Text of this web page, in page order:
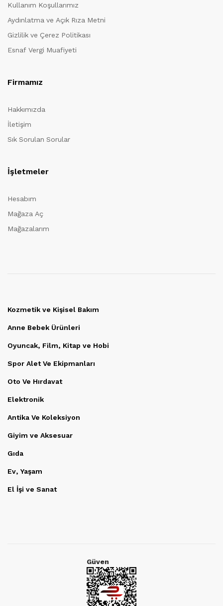
Kullanım Koşullarımız
Aydınlatma ve Açık Rıza Metni
Gizlilik ve Çerez Politikası
Esnaf Vergi Muafiyeti
Firmamız
Hakkımızda
İletişim
Sık Sorulan Sorular
İşletmeler
Hesabım
Mağaza Aç
Mağazalarım
Kozmetik ve Kişisel Bakım
Anne Bebek Ürünleri
Oyuncak, Film, Kitap ve Hobi
Spor Alet Ve Ekipmanları
Oto Ve Hırdavat
Elektronik
Antika Ve Koleksiyon
Giyim ve Aksesuar
Gıda
Ev, Yaşam
El İşi ve Sanat
Güven